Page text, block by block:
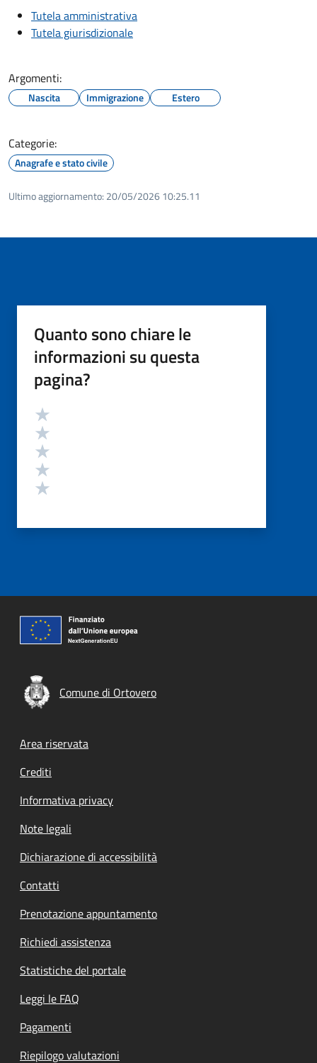
Tutela amministrativa
Tutela giurisdizionale
Argomenti:
Nascita Immigrazione Estero
Categorie:
Anagrafe e stato civile
Ultimo aggiornamento: 20/05/2026 10:25.11
Quanto sono chiare le
informazioni su questa
pagina?
Valutazione
Comune di Ortovero
Footer menu
Area riservata
Crediti
Informativa privacy
Note legali
Dichiarazione di accessibilità
Contatti
Prenotazione appuntamento
Richiedi assistenza
Statistiche del portale
Leggi le FAQ
Pagamenti
Riepilogo valutazioni